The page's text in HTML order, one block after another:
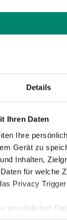
Details
Ihren Daten
Ihre
Gerät zu
Inhalten,
für welche
Privacy
persönlichen
Mannschaft der
JUNIORS
Sonntag
14